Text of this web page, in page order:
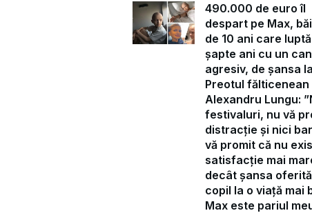
490.000 de euro îl
despart pe Max,
de 10 ani care
șapte ani cu un
agresiv, de șansa
Preotul fălticenean
Alexandru Lungu:
festivaluri, nu vă
distracție și nici
vă promit că nu
satisfacție mai
decât șansa
copil la o viață mai
Max este pariul